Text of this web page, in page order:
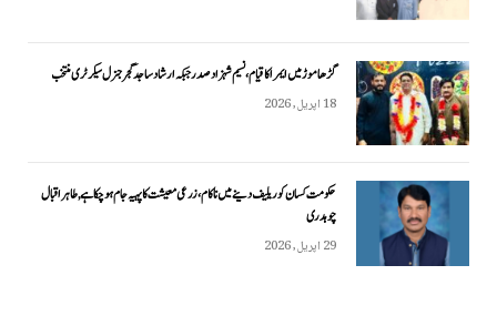
گڑھاموڑ میں ایمرا کا قیام، نسیم شہزاد صدر جبکہ ارشاد ساجد گجر جنرل سیکرٹری منتخب
18 اپریل, 2026
حکومت کسان کو ریلیف دینے میں ناکام، زرعی معیشت کا پہیہ جام ہو چکا ہے, طاہر اقبال
چوہدری
29 اپریل, 2026